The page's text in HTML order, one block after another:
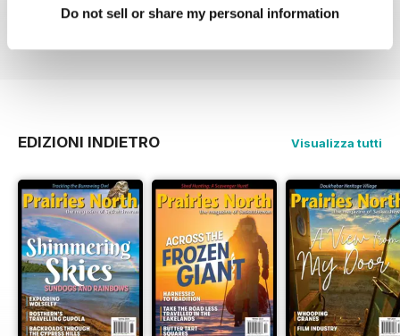
Do not sell or share my personal information
Recensito 26 ottobre 2018
EDIZIONI INDIETRO Visualizza tutti